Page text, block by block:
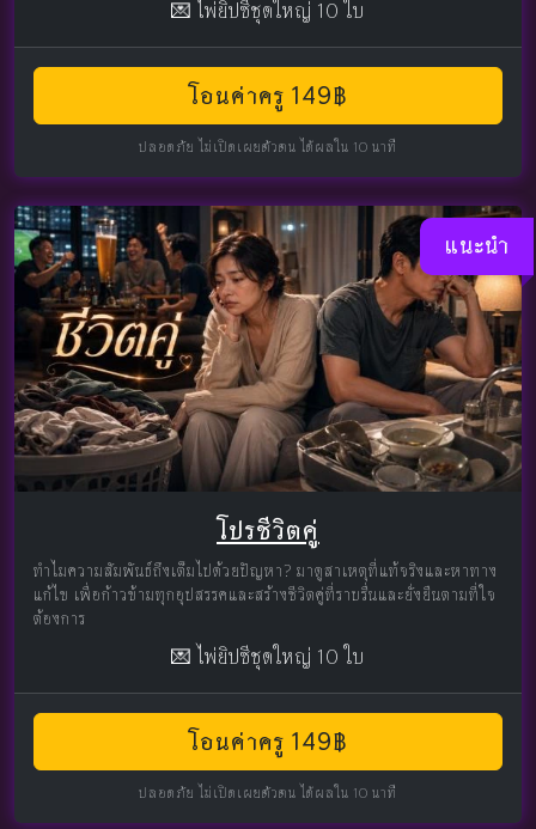
💌 ไพ่ยิปซีชุดใหญ่ 10 ใบ
โอนค่าครู 149฿
ปลอดภัย ไม่เปิดเผยตัวตน ได้ผลใน 10 นาที
แนะนำ
โปรชีวิตคู่
ทำไมความสัมพันธ์ถึงเต็มไปด้วยปัญหา? มาดูสาเหตุที่แท้จริงและหาทาง
แก้ไข เพื่อก้าวข้ามทุกอุปสรรคและสร้างชีวิตคู่ที่ราบรื่นและยั่งยืนตามที่ใจ
ต้องการ
💌 ไพ่ยิปซีชุดใหญ่ 10 ใบ
โอนค่าครู 149฿
ปลอดภัย ไม่เปิดเผยตัวตน ได้ผลใน 10 นาที